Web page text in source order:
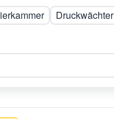
Druckwächter